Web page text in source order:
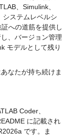
、Simulink、
ステムレベルシ
への道筋を提供し
、バージョン管理
モデルとして残り
なたが持ち続けま
Coder、
に記載され
です。ま